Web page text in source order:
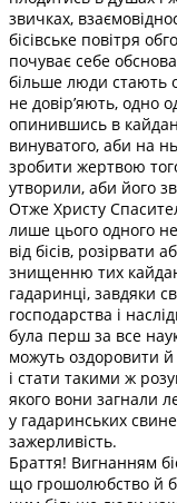
звичках,
бісівське повітря
почуває себе
більше люди стають
не довір’яють, одно
опинившись в
винуватого, аби на
зробити жертвою
утворили, аби його
Отже Христу
лише цього одного
від бісів, розірвати
знищенню тих
гадаринці, завдяки
господарства і
була перш за все
можуть оздоровити й
і стати такими ж
якого вони загнали
у гадаринських
зажерливість.
Браття! Вигнанням
що грошолюбство й